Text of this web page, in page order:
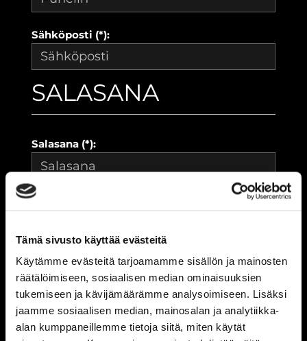
Tämä sivusto käyttää evästeitä
Käytämme evästeitä tarjoamamme sisällön ja mainosten
räätälöimiseen, sosiaalisen median ominaisuuksien
tukemiseen ja kävijämäärämme analysoimiseen. Lisäksi
jaamme sosiaalisen median, mainosalan ja analytiikka-
alan kumppaneillemme tietoja siitä, miten käytät
Sähköposti (*):
SALASANA
Salasana (*):
Vahvista salasana (*):
YHTEYSTIEDOT
Katuosoite (*):